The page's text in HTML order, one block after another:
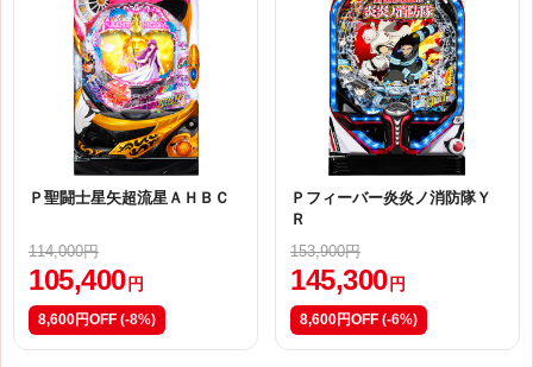
Ｐ聖闘士星矢超流星ＡＨＢＣ
114,000円
105,400 円
8,600円OFF (-8%)
Ｐフィーバー炎炎ノ消防隊Ｙ
Ｒ
153,900円
145,300 円
8,600円OFF (-6%)